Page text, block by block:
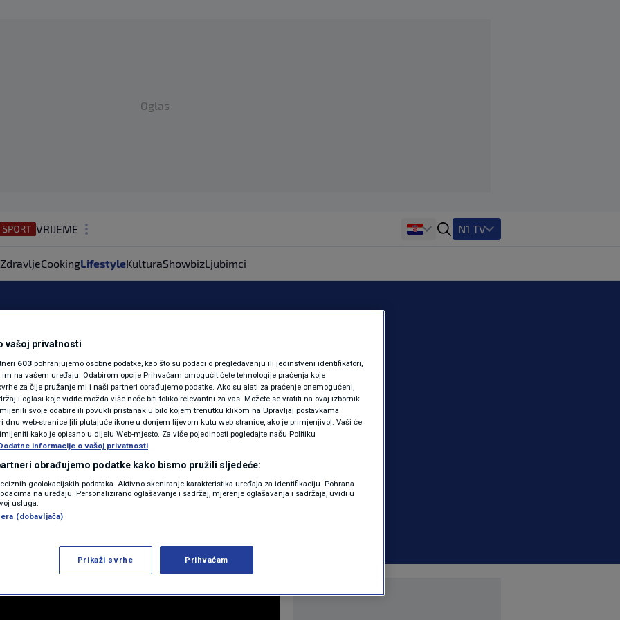
Oglas
VRIJEME
REGIJA
MAGAZIN
KOLUMNE
N1(DIS)INFO
KLIMATSKE PROMJENE
FOTO
VIDEO
N1 TV
ZdravljeCookingLifestyleKulturaShowbizLjubimci
burek u
kao kupovni i
LIFESTYLE 1 komentar
Više
vašoj privatnosti
603 pohranjujemo osobne podatke, kao što su podaci o pregledavanju ili jedinstveni identifikatori,
na vašem uređaju. Odabirom opcije Prihvaćam omogućit ćete tehnologije praćenja koje
za čije pružanje mi i naši partneri obrađujemo podatke. Ako su alati za praćenje onemogućeni,
i oglasi koje vidite možda više neće biti toliko relevantni za vas. Možete se vratiti na ovaj izbornik
svoje odabire ili povukli pristanak u bilo kojem trenutku klikom na Upravljaj postavkama
dnu web-stranice [ili plutajuće ikone u donjem lijevom kutu web stranice, ako je primjenjivo]. Vaši će
kako je opisano u dijelu Web-mjesto. Za više pojedinosti pogledajte našu Politiku
informacije o vašoj privatnosti
obrađujemo podatke kako bismo pružili sljedeće:
geolokacijskih podataka. Aktivno skeniranje karakteristika uređaja za identifikaciju. Pohrana
na uređaju. Personalizirano oglašavanje i sadržaj, mjerenje oglašavanja i sadržaja, uvidi u
usluga.
(dobavljača)
Prikaži svrhe Prihvaćam